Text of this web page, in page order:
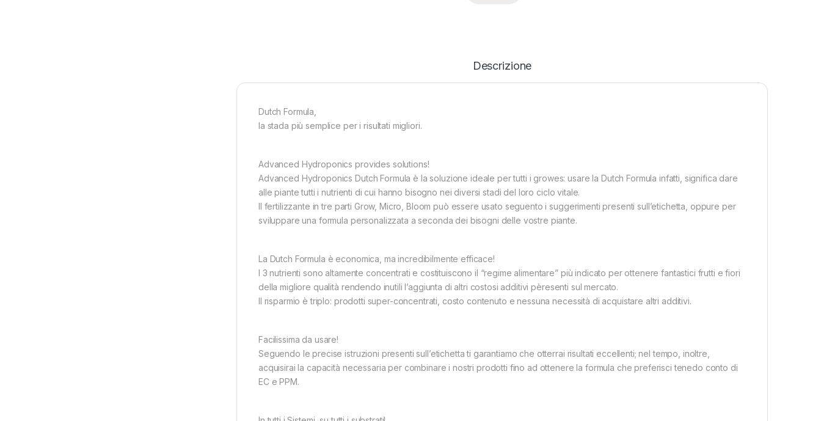
Descrizione
Dutch Formula,
la stada più semplice per i risultati migliori.
Advanced Hydroponics provides solutions!
Advanced Hydroponics Dutch Formula è la soluzione ideale per tutti i growes: usare la Dutch Formula infatti, significa dare
alle piante tutti i nutrienti di cui hanno bisogno nei diversi stadi del loro ciclo vitale.
Il fertilizzante in tre parti Grow, Micro, Bloom può essere usato seguento i suggerimenti presenti sull’etichetta, oppure per
sviluppare una formula personalizzata a seconda dei bisogni delle vostre piante.
La Dutch Formula è economica, ma incredibilmente efficace!
I 3 nutrienti sono altamente concentrati e costituiscono il “regime alimentare” più indicato per ottenere fantastici frutti e fiori
della migliore qualità rendendo inutili l’aggiunta di altri costosi additivi pèresenti sul mercato.
Il risparmio è triplo: prodotti super-concentrati, costo contenuto e nessuna necessità di acquistare altri additivi.
Facilissima da usare!
Seguendo le precise istruzioni presenti sull’etichetta ti garantiamo che otterrai risultati eccellenti; nel tempo, inoltre,
acquisirai la capacità necessaria per combinare i nostri prodotti fino ad ottenere la formula che preferisci tenedo conto di
EC e PPM.